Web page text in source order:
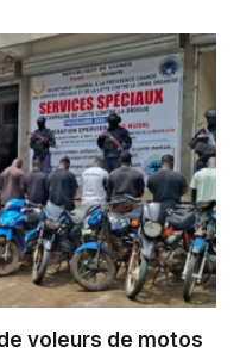
voleurs de motos